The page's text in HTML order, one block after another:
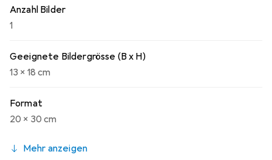
Anzahl Bilder
1
Geeignete Bildergrösse (B x H)
13 x 18 cm
Format
20 x 30 cm
Mehr anzeigen